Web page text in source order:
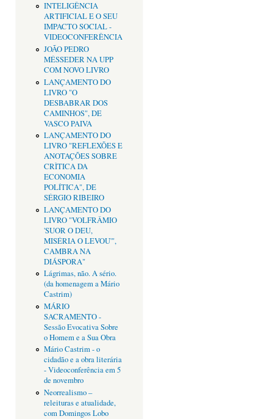
INTELIGÊNCIA
ARTIFICIAL E O SEU
IMPACTO SOCIAL -
VIDEOCONFERÊNCIA
JOÃO PEDRO
MÉSSEDER NA UPP
COM NOVO LIVRO
LANÇAMENTO DO
LIVRO "O
DESBABRAR DOS
CAMINHOS", DE
VASCO PAIVA
LANÇAMENTO DO
LIVRO "REFLEXÕES E
ANOTAÇÕES SOBRE
CRÌTICA DA
ECONOMIA
POLÍTICA", DE
SÉRGIO RIBEIRO
LANÇAMENTO DO
LIVRO "VOLFRÂMIO
'SUOR O DEU,
MISÉRIA O LEVOU'",
CAMBRA NA
DIÁSPORA"
Lágrimas, não. A sério.
(da homenagem a Mário
Castrim)
MÁRIO
SACRAMENTO -
Sessão Evocativa Sobre
o Homem e a Sua Obra
Mário Castrim - o
cidadão e a obra literária
- Videoconferência em 5
de novembro
Neorrealismo –
releituras e atualidade,
com Domingos Lobo